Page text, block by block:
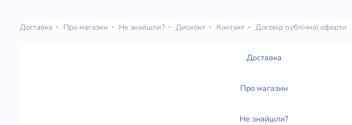
Доставка Про магазин Не знайшли? Дисконт Контакт Договір публічної оферти
Доставка
Про магазин
Не знайшли?